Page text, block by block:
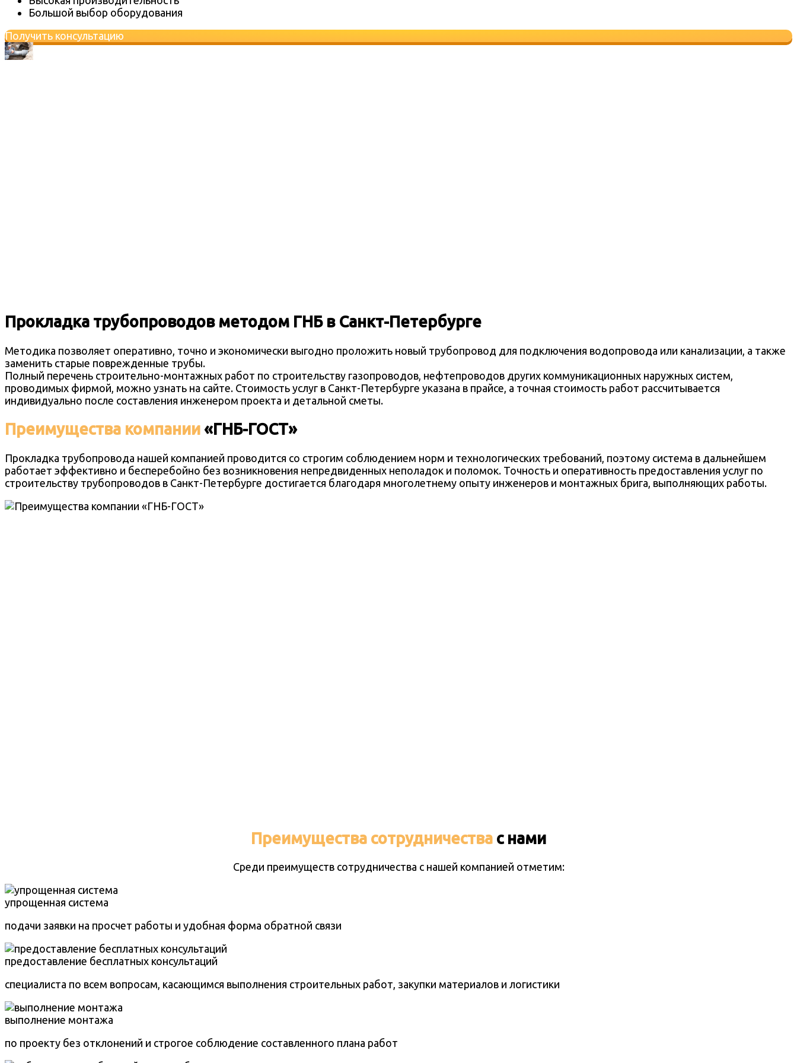
Большой выбор оборудования
Получить консультацию
Прокладка трубопроводов методом ГНБ в Санкт-Петербурге
Методика позволяет оперативно, точно и экономически выгодно проложить новый трубопровод для подключения водопровода или канализации, а также
заменить старые поврежденные трубы.
Полный перечень строительно-монтажных работ по строительству газопроводов, нефтепроводов других коммуникационных наружных систем,
проводимых фирмой, можно узнать на сайте. Стоимость услуг в Санкт-Петербурге указана в прайсе, а точная стоимость работ рассчитывается
индивидуально после составления инженером проекта и детальной сметы.
Преимущества компании «ГНБ-ГОСТ»
Прокладка трубопровода нашей компанией проводится со строгим соблюдением норм и технологических требований, поэтому система в дальнейшем
работает эффективно и бесперебойно без возникновения непредвиденных неполадок и поломок. Точность и оперативность предоставления услуг по
строительству трубопроводов в Санкт-Петербурге достигается благодаря многолетнему опыту инженеров и монтажных брига, выполняющих работы.
Преимущества сотрудничества с нами
Среди преимуществ сотрудничества с нашей компанией отметим:
упрощенная система
подачи заявки на просчет работы и удобная форма обратной связи
предоставление бесплатных консультаций
специалиста по всем вопросам, касающимся выполнения строительных работ, закупки материалов и логистики
выполнение монтажа
по проекту без отклонений и строгое соблюдение составленного плана работ